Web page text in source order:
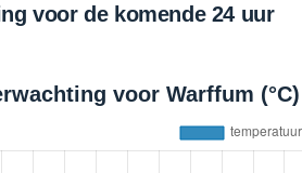
voor de komende 24 uur
voor Warffum (°C)